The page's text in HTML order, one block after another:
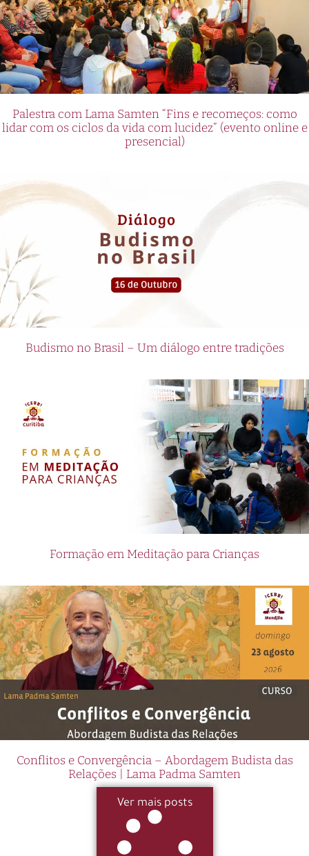
Palestra com Lama Samten “Fins e recomeços: como
lidar com os ciclos da vida com lucidez” (evento online e
presencial)
Budismo no Brasil – Um diálogo entre tradições
Formação em Meditação para Crianças
Conflitos e Convergência – Abordagem Budista das
Relações | Lama Padma Samten
Ver mais posts